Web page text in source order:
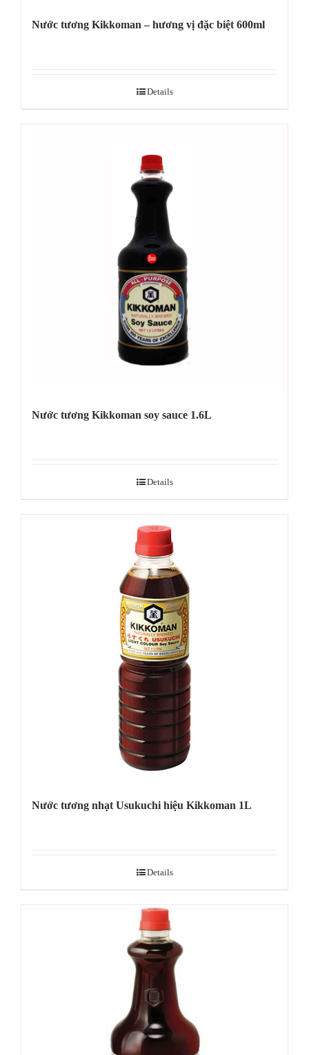
Nước tương Kikkoman – hương vị đặc biệt 600ml
Details
Nước tương Kikkoman soy sauce 1.6L
Details
Nước tương nhạt Usukuchi hiệu Kikkoman 1L
Details